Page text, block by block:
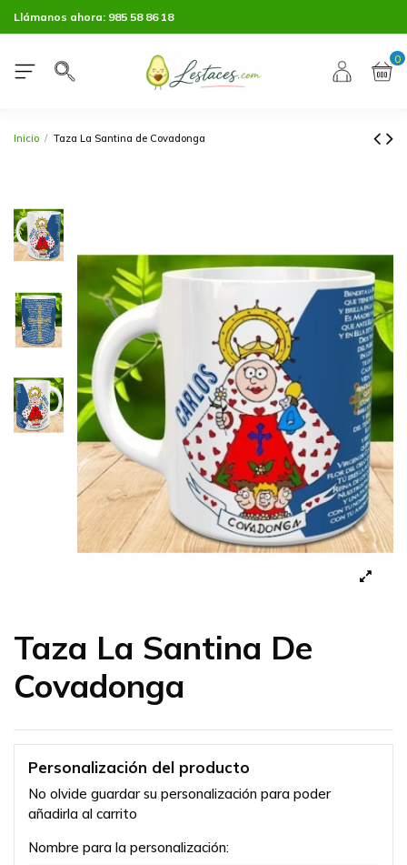
Llámanos ahora: 985 58 86 18
0
Inicio Taza La Santina de Covadonga
Taza La Santina De
Covadonga
Personalización del producto
No olvide guardar su personalización para poder
añadirla al carrito
Nombre para la personalización: